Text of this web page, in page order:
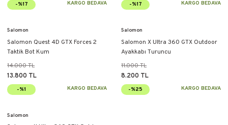
-%17 KARGO BEDAVA -%17 KARGO BEDAVA
Salomon
Salomon Quest 4D GTX Forces 2
Taktik Bot Kum
14.000 TL
13.800 TL
-%1 KARGO BEDAVA
Salomon
Salomon X Ultra 360 GTX Outdoor
Ayakkabı Turuncu
11.000 TL
8.200 TL
-%25 KARGO BEDAVA
Salomon